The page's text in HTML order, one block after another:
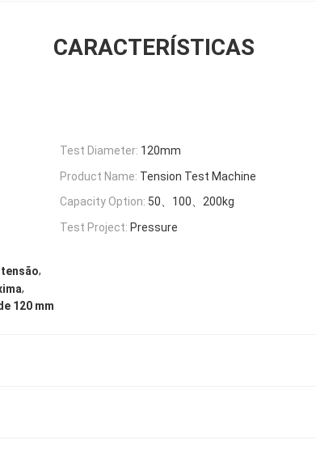
CARACTERÍSTICAS
Test Diameter: 120mm
Product Name: Tension Test Machine
Capacity Option: 50、100、200kg
Test Project: Pressure
,
,
120 mm